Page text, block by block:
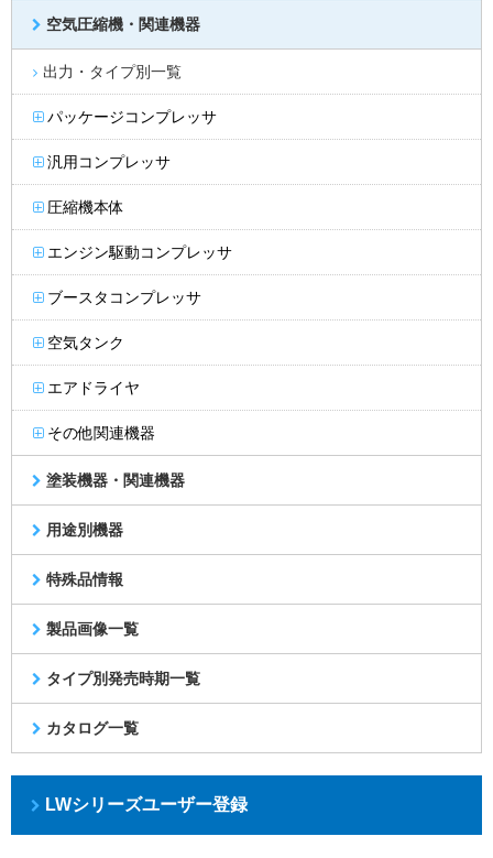
空気圧縮機・関連機器
出力・タイプ別一覧
パッケージコンプレッサ
汎用コンプレッサ
圧縮機本体
エンジン駆動コンプレッサ
ブースタコンプレッサ
空気タンク
エアドライヤ
その他関連機器
塗装機器・関連機器
用途別機器
特殊品情報
製品画像一覧
タイプ別発売時期一覧
カタログ一覧
LWシリーズユーザー登録